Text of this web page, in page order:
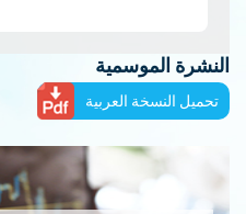
النشرة الموسمية
تحميل النسخة العربية